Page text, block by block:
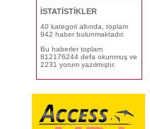
İSTATİSTİKLER
40 kategori altında, toplam
942 haber bulunmaktadır.
Bu haberler toplam
812176244 defa okunmuş ve
2231 yorum yazılmıştır.